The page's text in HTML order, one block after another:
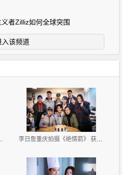
者Zilliz如何全球突围
入该频道
李日詹重庆拍摄《绝情箭》 获剧组惊喜庆生